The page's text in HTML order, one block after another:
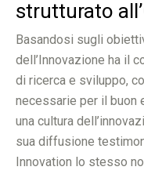
strutturato
Basandosi sugli
dell’Innovazione ha il
di ricerca e sviluppo,
necessarie per il
una cultura
sua diffusione
Innovation lo stesso